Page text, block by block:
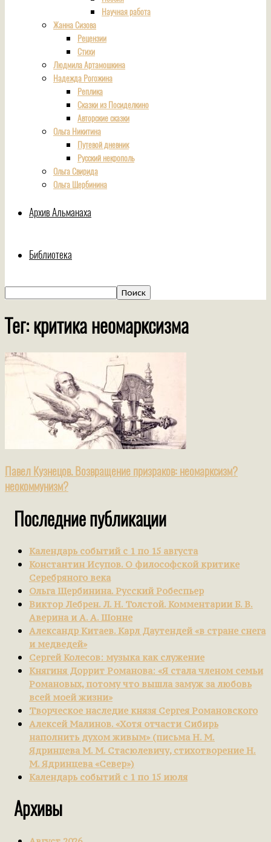
Научная работа
Жанна Сизова
Рецензии
Стихи
Людмила Артамошкина
Надежда Рогожина
Реплика
Сказки из Посиделкино
Авторские сказки
Ольга Никитина
Путевой дневник
Русский некрополь
Ольга Свирида
Ольга Щербинина
Архив Альманаха
Библиотека
Тег: критика неомарксизма
Павел Кузнецов. Возвращение призраков: неомарксизм?
неокоммунизм?
Последние публикации
Календарь событий с 1 по 15 августа
Константин Исупов. О философской критике
Серебряного века
Ольга Щербинина. Русский Робеспьер
Виктор Лебрен. Л. Н. Толстой. Комментарии Б. В.
Аверина и А. А. Шонне
Александр Китаев. Карл Даутендей «в стране снега
и медведей»
Сергей Колесов: музыка как служение
Княгиня Доррит Романова: «Я стала членом семьи
Романовых, потому что вышла замуж за любовь
всей моей жизни»
Творческое наследие князя Сергея Романовского
Алексей Малинов. «Хотя отчасти Сибирь
наполнить духом живым» (письма Н. М.
Ядринцева М. М. Стасюлевичу, стихотворение Н.
М. Ядринцева «Север»)
Календарь событий с 1 по 15 июля
Архивы